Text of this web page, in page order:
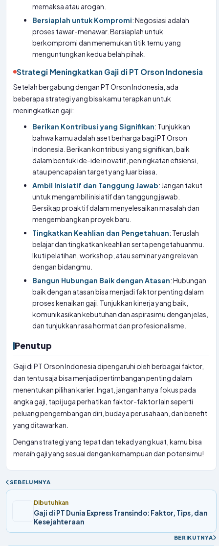
memaksa atau arogan.
Bersiaplah untuk Kompromi: Negosiasi adalah
proses tawar-menawar. Bersiaplah untuk
berkompromi dan menemukan titik temu yang
menguntungkan kedua belah pihak.
Strategi Meningkatkan Gaji di PT Orson Indonesia
Setelah bergabung dengan PT Orson Indonesia, ada
beberapa strategi yang bisa kamu terapkan untuk
meningkatkan gaji:
Berikan Kontribusi yang Signifikan: Tunjukkan
bahwa kamu adalah aset berharga bagi PT Orson
Indonesia. Berikan kontribusi yang signifikan, baik
dalam bentuk ide-ide inovatif, peningkatan efisiensi,
atau pencapaian target yang luar biasa.
Ambil Inisiatif dan Tanggung Jawab: Jangan takut
untuk mengambil inisiatif dan tanggung jawab.
Bersikap proaktif dalam menyelesaikan masalah dan
mengembangkan proyek baru.
Tingkatkan Keahlian dan Pengetahuan: Teruslah
belajar dan tingkatkan keahlian serta pengetahuanmu.
Ikuti pelatihan, workshop, atau seminar yang relevan
dengan bidangmu.
Bangun Hubungan Baik dengan Atasan: Hubungan
baik dengan atasan bisa menjadi faktor penting dalam
proses kenaikan gaji. Tunjukkan kinerja yang baik,
komunikasikan kebutuhan dan aspirasimu dengan jelas,
dan tunjukkan rasa hormat dan profesionalisme.
Penutup
Gaji di PT Orson Indonesia dipengaruhi oleh berbagai faktor,
dan tentu saja bisa menjadi pertimbangan penting dalam
menentukan pilihan karier. Ingat, jangan hanya fokus pada
angka gaji, tapi juga perhatikan faktor-faktor lain seperti
peluang pengembangan diri, budaya perusahaan, dan benefit
yang ditawarkan.
Dengan strategi yang tepat dan tekad yang kuat, kamu bisa
meraih gaji yang sesuai dengan kemampuan dan potensimu!
SEBELUMNYA
Dibutuhkan
Gaji di PT Dunia Express Transindo: Faktor, Tips, dan
Kesejahteraan
BERIKUTNYA